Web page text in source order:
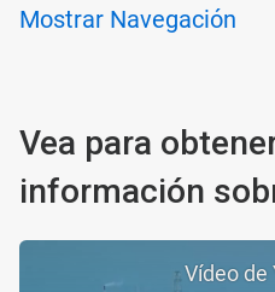
Mostrar Navegación
Vea para
información
Vídeo de